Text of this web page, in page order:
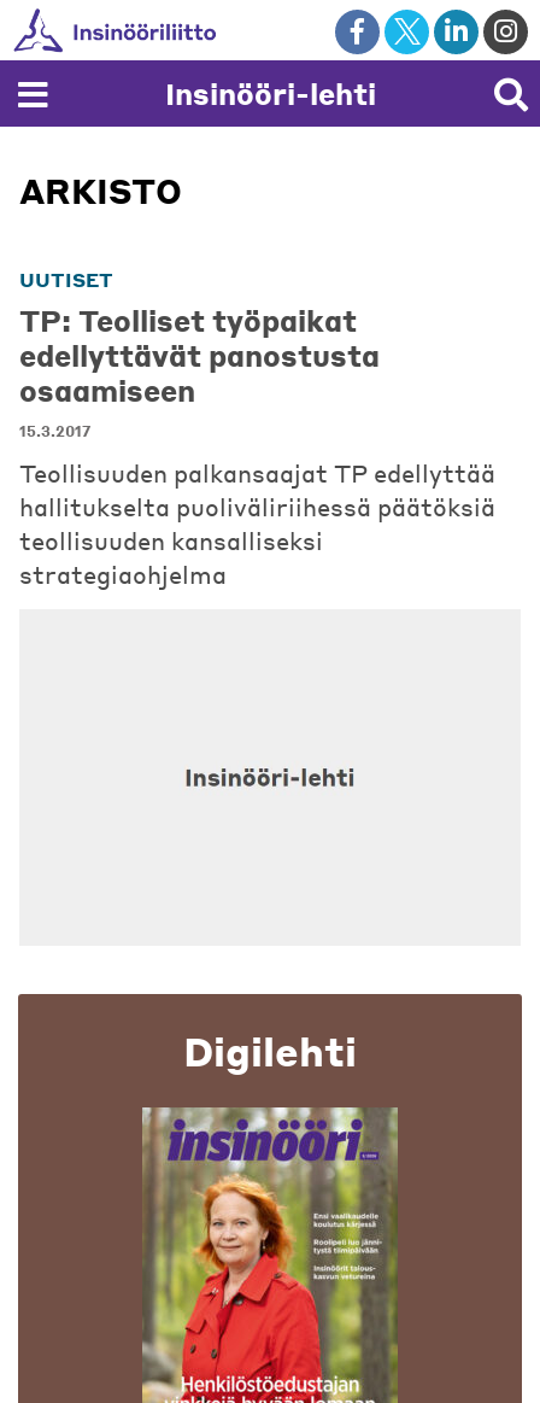
Skip
to
content
Insinööri-lehti
ARKISTO
UUTISET
TP: Teolliset työpaikat
edellyttävät panostusta
osaamiseen
15.3.2017
Teollisuuden palkansaajat TP edellyttää
hallitukselta puoliväliriihessä päätöksiä
teollisuuden kansalliseksi
strategiaohjelma
Digilehti